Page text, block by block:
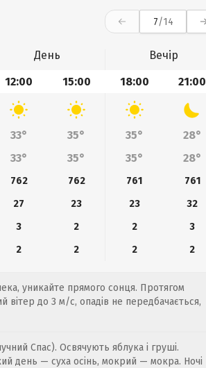
7/14
День
Вечір
12:00 15:00 18:00 21:00
33° 35° 35°
28°
33° 35° 35° 28°
762 762 761
761
27 23 23
32
3 2 2
3
2 2 2 2
уникайте прямого сонця. Протягом
вітер до 3 м/с, опадів не передбачається,
Спас). Освячують яблука і груші.
день — суха осінь, мокрий — мокра. Ночі